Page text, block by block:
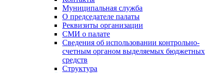
Муниципальная служба
О председателе палаты
Реквизиты организации
СМИ о палате
Сведения об использовании контрольно-
счетным органом выделяемых бюджетных
средств
Структура